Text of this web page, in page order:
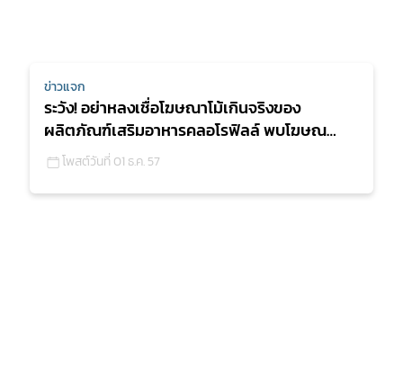
ข่าวแจก
ระวัง! อย่าหลงเชื่อโฆษณาโม้เกินจริงของ
ผลิตภัณฑ์เสริมอาหารคลอโรฟิลล์ พบโฆษณา
โดยไม่ได้รับอนุญาต แอบอ้า
โพสต์วันที่ 01 ธ.ค. 57